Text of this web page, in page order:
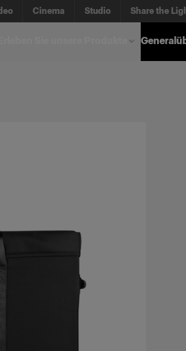
Cinema Studio Share the